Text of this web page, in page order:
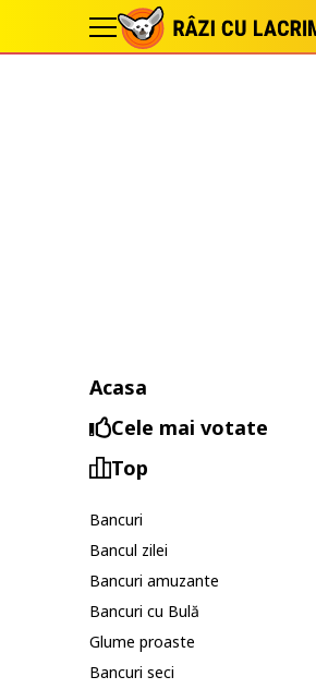
Acasa
Cele mai votate
Top
Bancuri
Bancul zilei
Bancuri amuzante
Bancuri cu Bulă
Glume proaste
Bancuri seci